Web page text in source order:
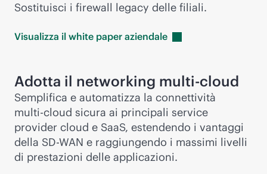
Sostituisci i firewall legacy delle filiali.
Visualizza il white paper aziendale
Adotta il networking multi-cloud
Semplifica e automatizza la connettività
multi-cloud sicura ai principali service
provider cloud e SaaS, estendendo i vantaggi
della SD-WAN e raggiungendo i massimi livelli
di prestazioni delle applicazioni.